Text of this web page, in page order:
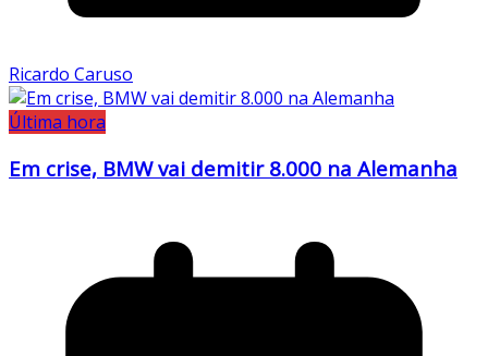
Ricardo Caruso
Última hora
Em crise, BMW vai demitir 8.000 na Alemanha